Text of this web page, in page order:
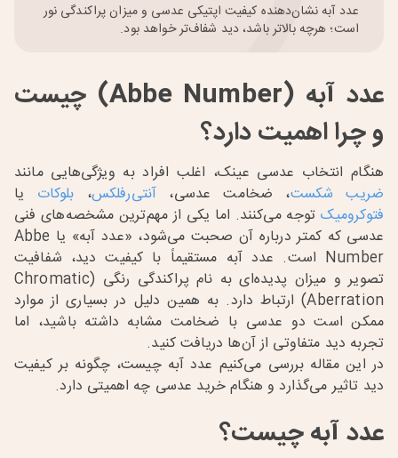
عدد آبه نشان‌دهنده کیفیت اپتیکی عدسی و میزان پراکندگی نور
است؛ هرچه بالاتر باشد، دید شفاف‌تر خواهد بود.
عدد آبه (Abbe Number) چیست
و چرا اهمیت دارد؟
هنگام انتخاب عدسی عینک، اغلب افراد به ویژگی‌هایی مانند
ضریب شکست، ضخامت عدسی، آنتی‌رفلکس، بلوکات یا
فتوکرومیک توجه می‌کنند. اما یکی از مهم‌ترین مشخصه‌های فنی
عدسی که کمتر درباره آن صحبت می‌شود، «عدد آبه» یا Abbe
Number است. عدد آبه مستقیماً با کیفیت دید، شفافیت
تصویر و میزان پدیده‌ای به نام پراکندگی رنگی (Chromatic
Aberration) ارتباط دارد. به همین دلیل در بسیاری از موارد
ممکن است دو عدسی با ضخامت مشابه داشته باشید، اما
تجربه دید متفاوتی از آن‌ها دریافت کنید.
در این مقاله بررسی می‌کنیم عدد آبه چیست، چگونه بر کیفیت
دید تاثیر می‌گذارد و هنگام خرید عدسی چه اهمیتی دارد.
عدد آبه چیست؟